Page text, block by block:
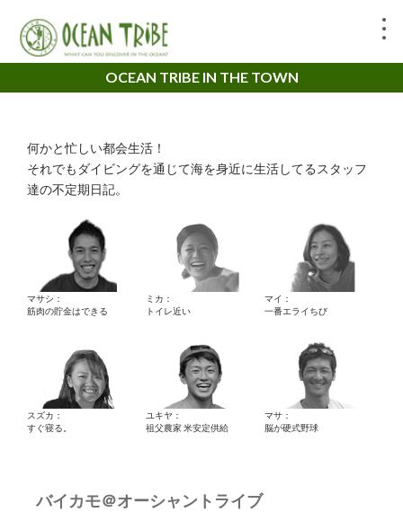
OCEAN TRIBE IN THE TOWN
何かと忙しい都会生活！
それでもダイビングを通じて海を身近に生活してるスタッフ
達の不定期日記。
マサシ：
筋肉の貯金はできる
ミカ：
トイレ近い
マイ：
一番エライちび
スズカ：
すぐ寝る。
ユキヤ：
祖父農家 米安定供給
マサ：
脳が硬式野球
バイカモ＠オーシャントライブ